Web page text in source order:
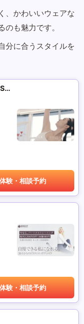
、かわいいウェアな
も魅力です。
分に合うスタイルを
マシンピラティススタジオ ザ･シルク(the SILK)
体験・相談予約
体験・相談予約